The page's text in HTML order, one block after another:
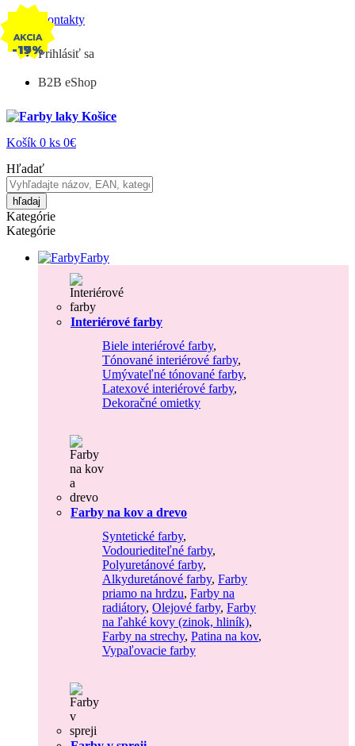
Kontakty
Prihlásiť sa
B2B eShop
Košík 0 ks 0€
Hľadať
hľadaj
Kategórie
Kategórie
Farby
Interiérové farby
Biele interiérové farby,
Tónované interiérové farby,
Umývateľné tónované farby,
Latexové interiérové farby,
Dekoračné omietky
Farby na kov a drevo
Syntetické farby,
Vodouriediteľné farby,
Polyuretánové farby,
Alkyduretánové farby, Farby
priamo na hrdzu, Farby na
radiátory, Olejové farby, Farby
na ľahké kovy (zinok, hliník),
Farby na strechy, Patina na kov,
Vypaľovacie farby
-17%
AKCIA
-19%
AKCIA